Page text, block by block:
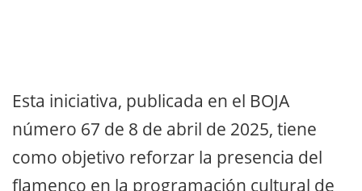
Esta iniciativa, publicada en el BOJA
número 67 de 8 de abril de 2025, tiene
como objetivo reforzar la presencia del
flamenco en la programación cultural de